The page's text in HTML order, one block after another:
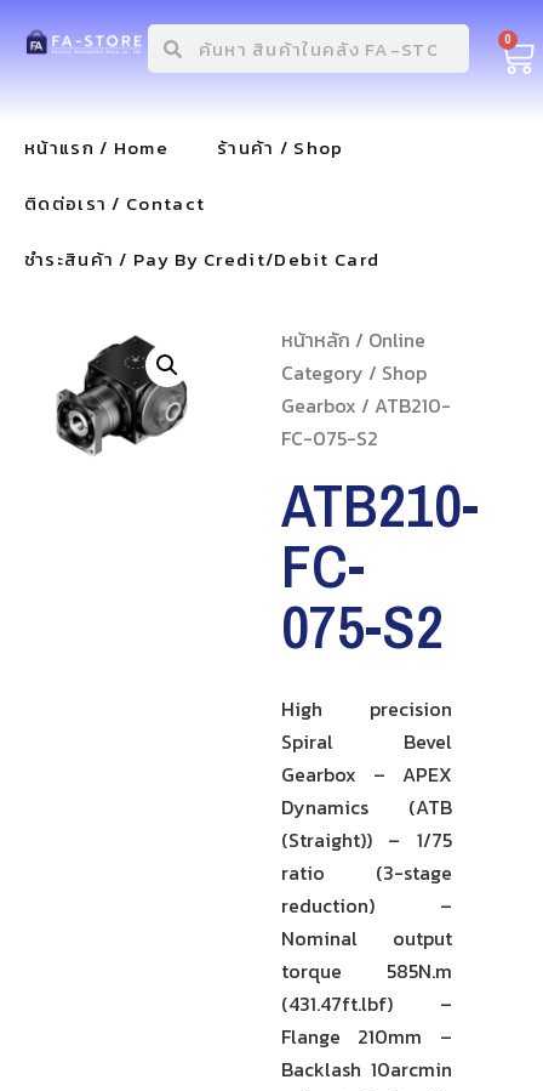
0
หน้าแรก / Home
ร้านค้า / Shop
ติดต่อเรา / Contact
ชำระสินค้า / Pay By Credit/Debit Card
หน้าหลัก / Online
Category / Shop
Gearbox / ATB210-
FC-075-S2
ATB210-
FC-
075-S2
High precision
Spiral Bevel
Gearbox – APEX
Dynamics (ATB
(Straight)) – 1/75
ratio (3-stage
reduction) –
Nominal output
torque 585N.m
(431.47ft.lbf) –
Flange 210mm –
Backlash 10arcmin